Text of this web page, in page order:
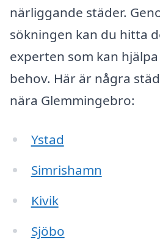
närliggande städer.
sökningen kan du hitta
experten som kan
behov. Här är några
nära Glemmingebro:
Ystad
Simrishamn
Kivik
Sjöbo